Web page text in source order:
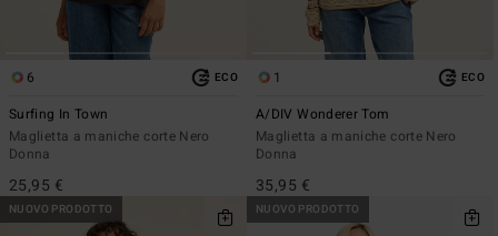
6 ECO
Surfing In Town
Maglietta a maniche corte Nero
Donna
25,95 €
1 ECO
A/DIV Wonderer Tom
Maglietta a maniche corte Nero
Donna
35,95 €
NUOVO PRODOTTO NUOVO PRODOTTO